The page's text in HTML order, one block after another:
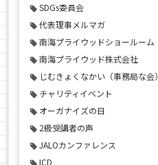
SDGs委員会
代表理事メルマガ
南海プライウッドショールーム
南海プライウッド株式会社
じむきょくなかい（事務局な会）
チャリティイベント
オーガナイズの日
2級受講者の声
JALOカンファレンス
ICD